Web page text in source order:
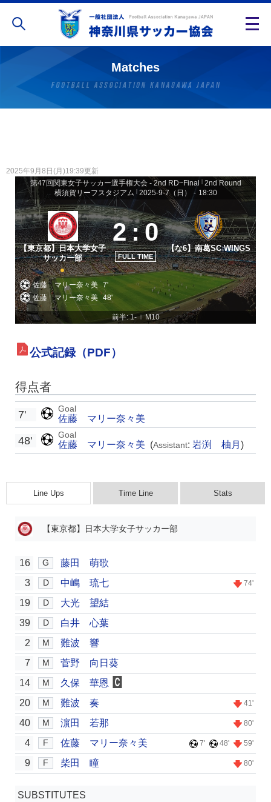
Matches
2025年9月8日(月)19:39更新
第47回関東女子サッカー選手権大会 - 2nd RD~Final
2nd Round
横須賀リーフスタジアム
2025-9-7（日） - 18:30
【東京都】日本大学女子
サッカー部
2:0
FULL TIME
【な6】南葛SC WINGS
佐藤 マリー奈々美 7'
佐藤 マリー奈々美 48'
前半: 1- M10
公式記録（PDF）
得点者
Goal
佐藤 マリー奈々美
7'
Goal
佐藤 マリー奈々美 (Assistant: 岩渕 柚月 )
48'
Line Ups Time Line Stats
【東京都】日本大学女子サッカー部
16 G
藤田 萌歌
3
D 中嶋 琉七 74'
19 D
大光 望結
39
D
白井 心葉
2
M
難波 響
7
M
菅野 向日葵
14
M
久保 華恩
20
M 難波 奏 41'
40 M 濵田 若那 80'
4 F 佐藤 マリー奈々美 7' 48' 59'
9 F 柴田 瞳 80'
SUBSTITUTES